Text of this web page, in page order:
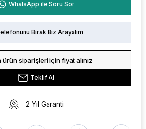
WhatsApp ile Soru Sor
Bırak Biz Arayalım
ürün siparişleri için fiyat alınız
Teklif Al
2 Yıl Garanti